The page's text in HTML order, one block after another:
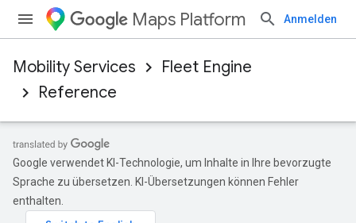
Maps Platform Anmelden
Mobility Services
Fleet Engine
Reference
Google verwendet KI-Technologie, um Inhalte in Ihre bevorzugte
Sprache zu übersetzen. KI-Übersetzungen können Fehler
enthalten.